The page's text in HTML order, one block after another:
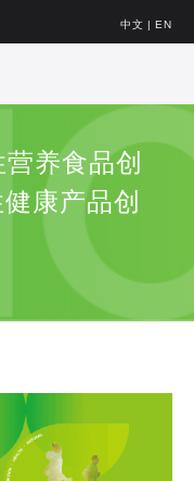
中文 | EN
养食品创
康产品创